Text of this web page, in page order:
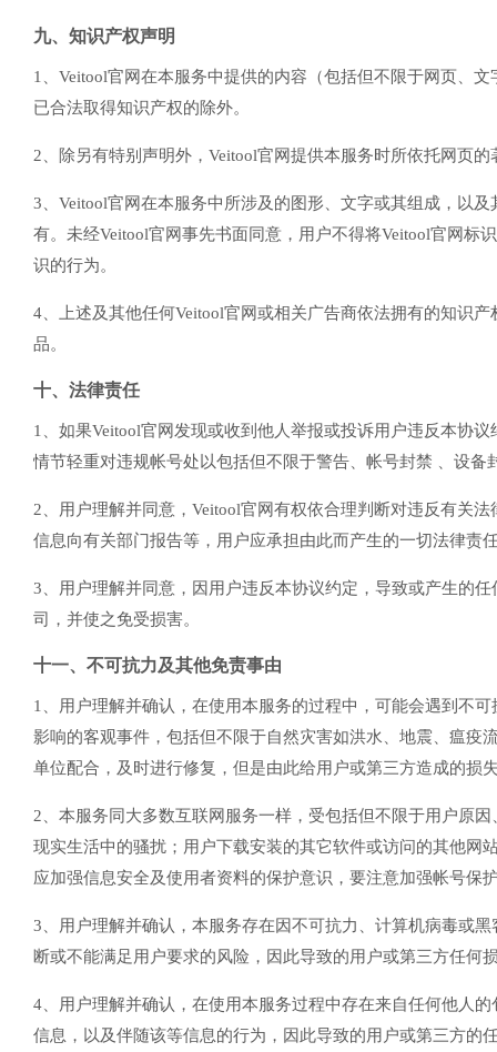
九、知识产权声明
1、Veitool官网在本服务中提供的内容（包括但不限于网页、
已合法取得知识产权的除外。
2、除另有特别声明外，Veitool官网提供本服务时所依托网页
3、Veitool官网在本服务中所涉及的图形、文字或其组成，以
有。未经Veitool官网事先书面同意，用户不得将Veitool官网标
识的行为。
4、上述及其他任何Veitool官网或相关广告商依法拥有的知识
品。
十、法律责任
1、如果Veitool官网发现或收到他人举报或投诉用户违反本协
情节轻重对违规帐号处以包括但不限于警告、帐号封禁 、设
2、用户理解并同意，Veitool官网有权依合理判断对违反有关
信息向有关部门报告等，用户应承担由此而产生的一切法律责
3、用户理解并同意，因用户违反本协议约定，导致或产生的
司，并使之免受损害。
十一、不可抗力及其他免责事由
1、用户理解并确认，在使用本服务的过程中，可能会遇到不
影响的客观事件，包括但不限于自然灾害如洪水、地震、瘟疫
单位配合，及时进行修复，但是由此给用户或第三方造成的损
2、本服务同大多数互联网服务一样，受包括但不限于用户原
现实生活中的骚扰；用户下载安装的其它软件或访问的其他网
应加强信息安全及使用者资料的保护意识，要注意加强帐号保
3、用户理解并确认，本服务存在因不可抗力、计算机病毒或
断或不能满足用户要求的风险，因此导致的用户或第三方任何
4、用户理解并确认，在使用本服务过程中存在来自任何他人
信息，以及伴随该等信息的行为，因此导致的用户或第三方的